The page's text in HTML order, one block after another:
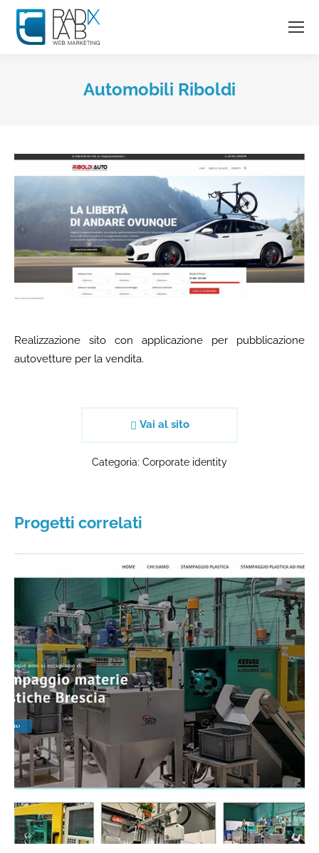
Automobili Riboldi
Realizzazione sito con applicazione per pubblicazione
autovetture per la vendita.
Vai al sito
Categoria: Corporate identity
Progetti correlati